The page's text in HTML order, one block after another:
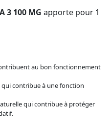
3 100 MG apporte pour 1
au bon fonctionnement
qui contribue à une fonction
qui contribue à protéger